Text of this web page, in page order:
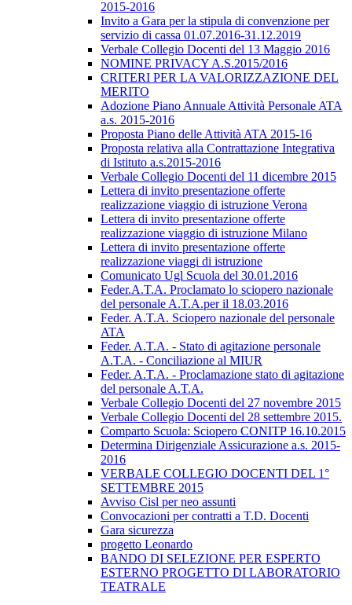
2015-2016
Invito a Gara per la stipula di convenzione per
servizio di cassa 01.07.2016-31.12.2019
Verbale Collegio Docenti del 13 Maggio 2016
NOMINE PRIVACY A.S.2015/2016
CRITERI PER LA VALORIZZAZIONE DEL
MERITO
Adozione Piano Annuale Attività Personale ATA
a.s. 2015-2016
Proposta Piano delle Attività ATA 2015-16
Proposta relativa alla Contrattazione Integrativa
di Istituto a.s.2015-2016
Verbale Collegio Docenti del 11 dicembre 2015
Lettera di invito presentazione offerte
realizzazione viaggio di istruzione Verona
Lettera di invito presentazione offerte
realizzazione viaggio di istruzione Milano
Lettera di invito presentazione offerte
realizzazione viaggi di istruzione
Comunicato Ugl Scuola del 30.01.2016
Feder.A.T.A. Proclamato lo sciopero nazionale
del personale A.T.A.per il 18.03.2016
Feder. A.T.A. Sciopero nazionale del personale
ATA
Feder. A.T.A. - Stato di agitazione personale
A.T.A. - Conciliazione al MIUR
Feder. A.T.A. - Proclamazione stato di agitazione
del personale A.T.A.
Verbale Collegio Docenti del 27 novembre 2015
Verbale Collegio Docenti del 28 settembre 2015.
Comparto Scuola: Sciopero CONITP 16.10.2015
Determina Dirigenziale Assicurazione a.s. 2015-
2016
VERBALE COLLEGIO DOCENTI DEL 1°
SETTEMBRE 2015
Avviso Cisl per neo assunti
Convocazioni per contratti a T.D. Docenti
Gara sicurezza
progetto Leonardo
BANDO DI SELEZIONE PER ESPERTO
ESTERNO PROGETTO DI LABORATORIO
TEATRALE